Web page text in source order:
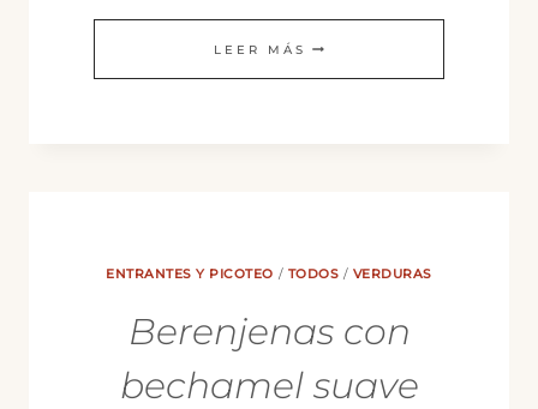
LEER MÁS BERENJENAS
ASADAS
ENTRANTES Y PICOTEO / TODOS / VERDURAS
Berenjenas con
bechamel suave